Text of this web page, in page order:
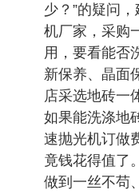
少？”的疑问
机厂家，采购
用，要看能否
新保养、晶面
店采选地砖一
如果能洗涤地
速抛光机订做
竟钱花得值了
做到一丝不苟